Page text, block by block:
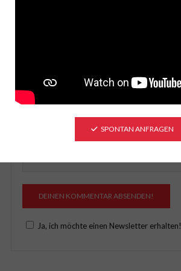
E-Mail-Adresse
Ja, ich möchte einen Newsletter erhalten!
SPONTAN ANFRAGEN